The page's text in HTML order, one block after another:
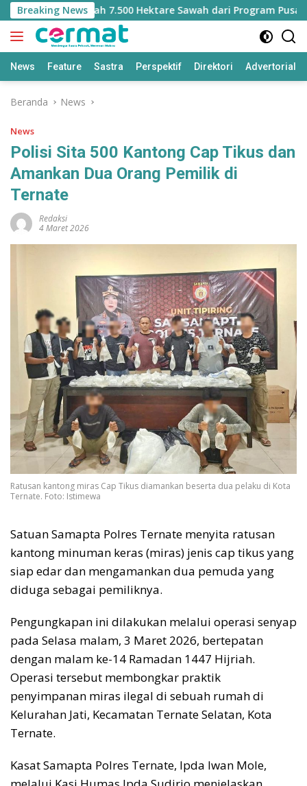
Langsung
ke
konten
Breaking NewsJatah 7.500 Hektare Sawah dari Program Pusat
News Feature Sastra Perspektif Direktori Advertorial
Beranda News
News
Polisi Sita 500 Kantong Cap Tikus dan
Amankan Dua Orang Pemilik di
Ternate
Redaksi
4 Maret 2026
Ratusan kantong miras Cap Tikus diamankan beserta dua pelaku di Kota
Ternate. Foto: Istimewa
Satuan Samapta Polres Ternate menyita ratusan
kantong minuman keras (miras) jenis cap tikus yang
siap edar dan mengamankan dua pemuda yang
diduga sebagai pemiliknya.
Pengungkapan ini dilakukan melalui operasi senyap
pada Selasa malam, 3 Maret 2026, bertepatan
dengan malam ke-14 Ramadan 1447 Hijriah.
Operasi tersebut membongkar praktik
penyimpanan miras ilegal di sebuah rumah di
Kelurahan Jati, Kecamatan Ternate Selatan, Kota
Ternate.
Kasat Samapta Polres Ternate, Ipda Iwan Mole,